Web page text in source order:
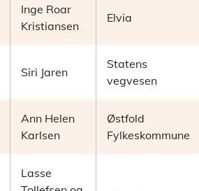
Inge Roar
Kristiansen
Elvia
Siri Jaren
Statens
vegvesen
Ann Helen
Karlsen
Østfold
Fylkeskommune
Lasse